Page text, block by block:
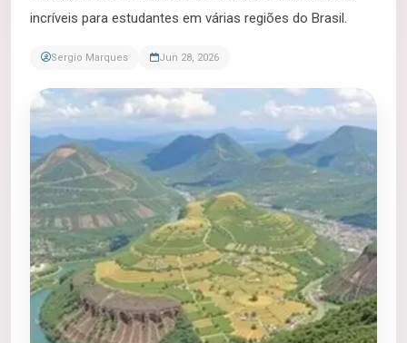
incríveis para estudantes em várias regiões do Brasil.
Sergio Marques Jun 28, 2026